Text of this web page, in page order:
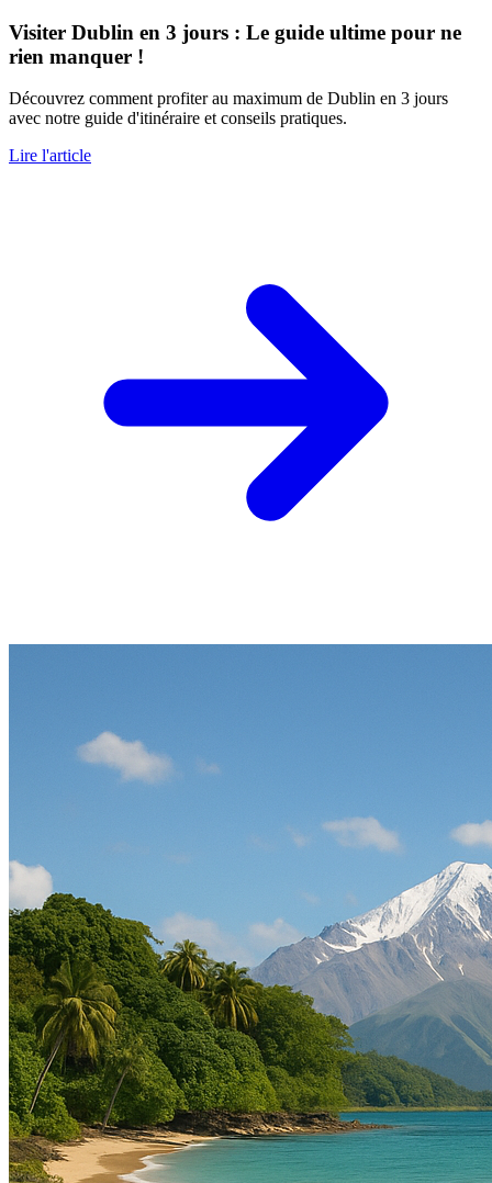
Visiter Dublin en 3 jours : Le guide ultime pour ne
rien manquer !
Découvrez comment profiter au maximum de Dublin en 3 jours
avec notre guide d'itinéraire et conseils pratiques.
Lire l'article